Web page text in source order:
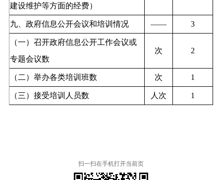
建设维护等方面的经费）
九、政府信息公开会议和培训情况 —— 3
（一）召开政府信息公开工作会议或
专题会议数
次 2
（二）举办各类培训班数 次 1
（三）接受培训人员数 人次 1
扫一扫在手机打开当前页